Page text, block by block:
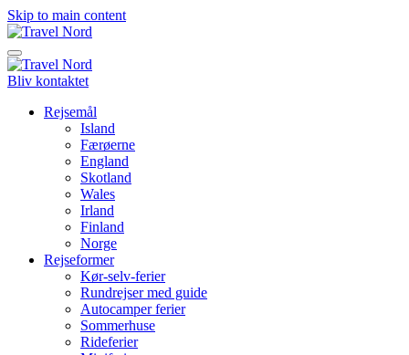
Skip to main content
Bliv kontaktet
Rejsemål
Island
Færøerne
England
Skotland
Wales
Irland
Finland
Norge
Rejseformer
Kør-selv-ferier
Rundrejser med guide
Autocamper ferier
Sommerhuse
Rideferier